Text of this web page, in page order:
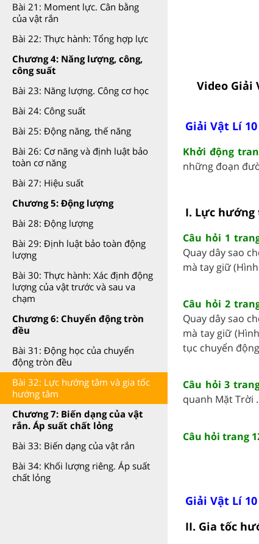
Bài 21: Moment lực. Cân bằng
của vật rắn
Bài 22: Thực hành: Tổng hợp lực
Chương 4: Năng lượng, công,
công suất
Bài 23: Năng lượng. Công cơ học
Bài 24: Công suất
Bài 25: Động năng, thế năng
Bài 26: Cơ năng và định luật bảo
toàn cơ năng
Bài 27: Hiệu suất
Chương 5: Động lượng
Bài 28: Động lượng
Bài 29: Định luật bảo toàn động
lượng
Bài 30: Thực hành: Xác định động
lượng của vật trước và sau va
chạm
Chương 6: Chuyển động tròn
đều
Bài 31: Động học của chuyển
động tròn đều
Bài 32: Lực hướng tâm và gia tốc
hướng tâm
Chương 7: Biến dạng của vật
rắn. Áp suất chất lỏng
Bài 33: Biến dạng của vật rắn
Bài 34: Khối lượng riêng. Áp suất
chất lỏng
Video Giải
Giải Vật Lí
Khởi động
những đoạn
I. Lực hướng
Câu hỏi 1
Quay dây sao
mà tay giữ
Câu hỏi 2
Quay dây sao
mà tay giữ
tục chuyển
Câu hỏi 3
quanh Mặt Trời
Câu hỏi trang
Giải Vật Lí
II. Gia tốc